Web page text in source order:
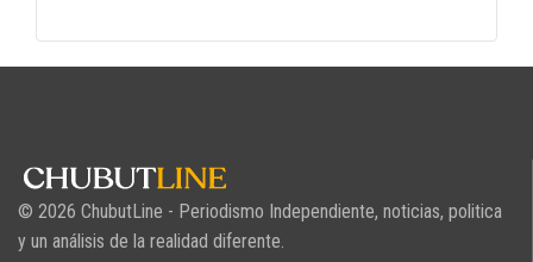
© 2026 ChubutLine - Periodismo Independiente, noticias, politica
y un análisis de la realidad diferente.